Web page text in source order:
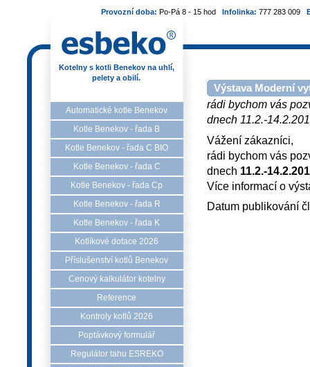
Provozní doba: Po-Pá 8 - 15 hod Infolinka: 777 283 009
Kotelny s kotli Benekov na uhlí,
pelety a obilí.
Automatické kotle Benekov
Kotle Benekov - řada B
Kotle Benekov - řada C BIO
Kotle Benekov - řada C
Kotle Benekov - řada Cp
Kotle Benekov - řada R
Kotle Benekov - řada K
Kotlíkové dotace 2026
Příslušenství kotlů Benekov
Cenový kalkulátor kotelny
Reference
Kontroly kotlů 2026
Poptávkový formulář
Regulátor tahu ESREKO
Výstava Moderní
rádi bychom vás
dnech 11.2.-
Vážení zákazníci,
rádi bychom vás
dnech 11.2.-
Více informací o
Datum publikování